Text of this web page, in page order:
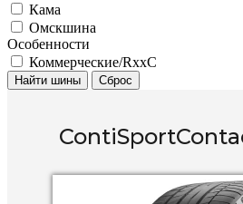
Кама
Омскшина
Особенности
Коммерческие/RxxC
Найти шины Сброс